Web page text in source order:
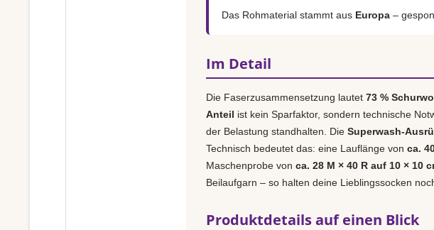
Das Rohmaterial stammt aus Europa –
Im Detail
Die Faserzusammensetzung lautet 73 %
Anteil ist kein Sparfaktor, sondern technische
der Belastung standhalten. Die Superwash-
Technisch bedeutet das: eine Lauflänge von ca.
Maschenprobe von ca. 28 M × 40 R auf 10 × 10
Beilaufgarn – so halten deine Lieblingssocken
Produktdetails auf einen Blick